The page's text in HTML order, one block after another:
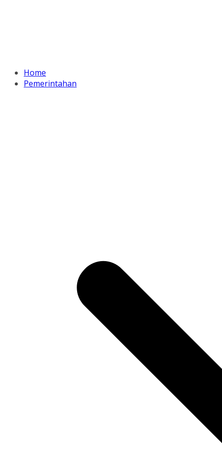
Home
Pemerintahan